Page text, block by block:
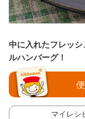
中に入れたフレッ
ルハンバーグ！
マイレシ